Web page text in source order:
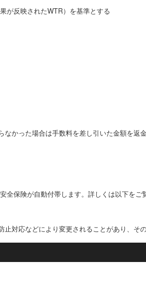
が反映されたWTR）を基準とする
かった場合は手数料を差し引いた金額を返金
保険が自動付帯します。詳しくは以下をご
対応などにより変更されることがあり、そ